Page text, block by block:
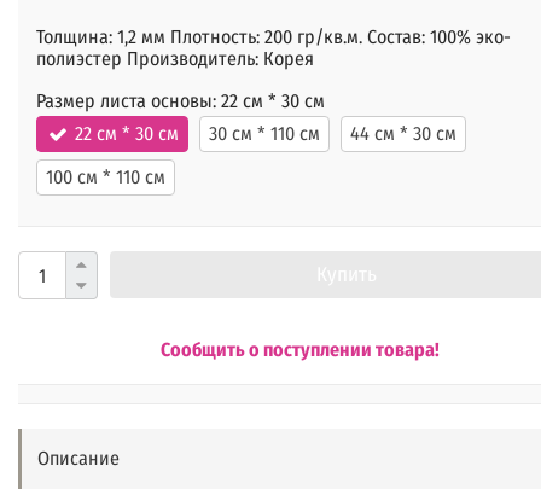
Толщина: 1,2 мм Плотность: 200 гр/кв.м. Состав: 100% эко-
полиэстер Производитель: Корея
Размер листа основы: 22 см * 30 см
22 см * 30 см
30 см * 110 см
44 см * 30 см
100 см * 110 см
Сообщить о поступлении товара!
Описание